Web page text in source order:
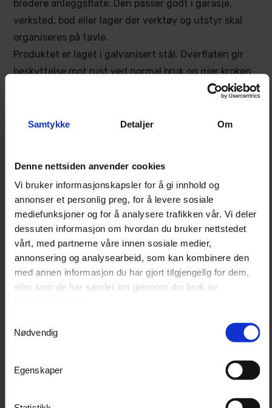
Samtykke Detaljer Om
Denne nettsiden anvender cookies
Vi bruker informasjonskapsler for å gi innhold og
annonser et personlig preg, for å levere sosiale
mediefunksjoner og for å analysere trafikken vår. Vi deler
dessuten informasjon om hvordan du bruker nettstedet
vårt, med partnerne våre innen sosiale medier,
annonsering og analysearbeid, som kan kombinere den
med annen informasjon du har gjort tilgjengelig for dem,
eller som de har samlet inn gjennom din bruk av
Nødvendig
Egenskaper
bredere anleggsflate. Den passer godt i garasje,
verksted, bod eller lager der verktøy og utstyr skal
organiseres på tavle.
Produktet er laget i galvanisert stål. Overflaten gir
beskyttelse mot rust ved normal bruk og gjør kroken
egnet for miljøer der verktøyoppbevaring brukes
Kroken festes direkte i den perforerte tavlen og
verktøytavlen endres.
Egenskaper
Dobbel krok for oppheng av verktøy og utstyr
Passer til perforerte verktøytavler
Laget i galvanisert stål
Monteres uten bruk av verktøy
Kan flyttes og tilpasses etter behov
verktøytavlen.
Trykk kroken forsiktig på plass.